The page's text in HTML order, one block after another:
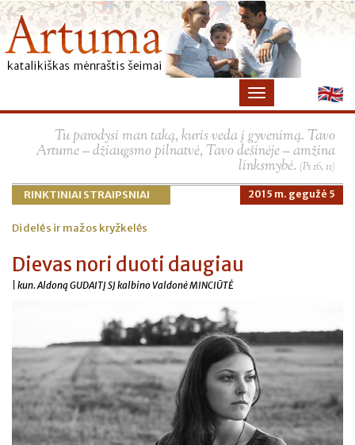
Tu parodysi man taką, kuris veda į gyvenimą. Tavo
Artume – džiaugsmo pilnatvė, Tavo dešinėje – amžina
linksmybė. (Ps 16, 11)
RINKTINIAI STRAIPSNIAI 2015 m. gegužė 5
Didelės ir mažos kryžkelės
Dievas nori duoti daugiau
| kun. Aldoną GUDAITĮ SJ kalbino Valdonė MINCIŪTĖ
×